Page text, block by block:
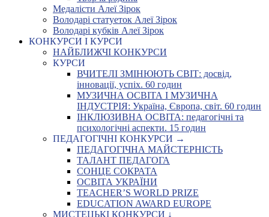
Медалісти Алеї Зірок
Володарі статуеток Алеї Зірок
Володарі кубків Алеї Зірок
КОНКУРСИ І КУРСИ
НАЙБЛИЖЧІ КОНКУРСИ
КУРСИ
ВЧИТЕЛІ ЗМІНЮЮТЬ СВІТ: досвід,
інновації, успіх. 60 годин
МУЗИЧНА ОСВІТА І МУЗИЧНА
ІНДУСТРІЯ: Україна, Європа, світ. 60 годин
ІНКЛЮЗИВНА ОСВІТА: педагогічні та
психологічні аспекти. 15 годин
ПЕДАГОГІЧНІ КОНКУРСИ →
ПЕДАГОГІЧНА МАЙСТЕРНІСТЬ
ТАЛАНТ ПЕДАГОГА
СОНЦЕ СОКРАТА
ОСВІТА УКРАЇНИ
TEACHER’S WORLD PRIZE
EDUCATION AWARD EUROPE
МИСТЕЦЬКІ КОНКУРСИ ↓